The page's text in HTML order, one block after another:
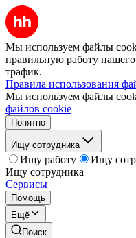
Мы используем файлы
правильную работу нашего
трафик.
Правила использования
Мы используем файлы
файлов cookie
Понятно
Ищу сотрудника
Ищу работу
Ищу
Ищу сотрудника
Сервисы
Помощь
Ещё
Поиск